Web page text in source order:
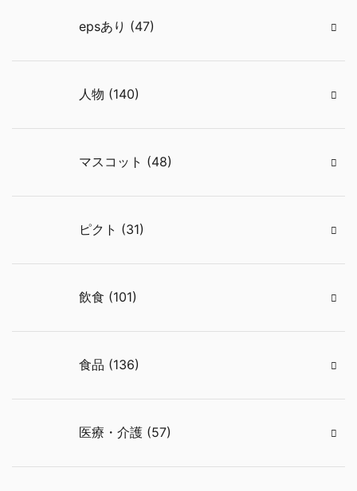
epsあり (47)
人物 (140)
マスコット (48)
ピクト (31)
飲食 (101)
食品 (136)
医療・介護 (57)